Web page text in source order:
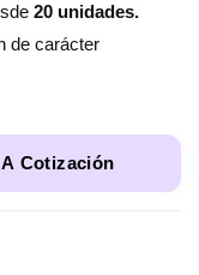
20 unidades.
de carácter
Cotización